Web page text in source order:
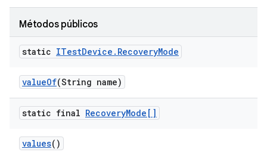
Métodos públicos
static ITestDevice . RecoveryMode
valueOf(String name)
static final RecoveryMode[]
values()